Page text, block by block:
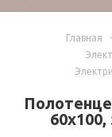
Главная -